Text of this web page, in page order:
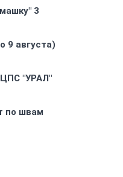
3
9 августа)
ЦПС "УРАЛ"
по швам